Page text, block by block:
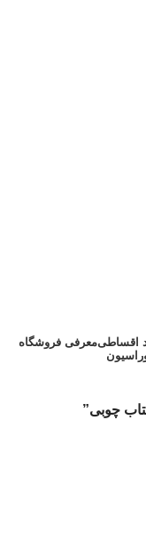
اقساطیمعرفی فروشگاه
چوبی”